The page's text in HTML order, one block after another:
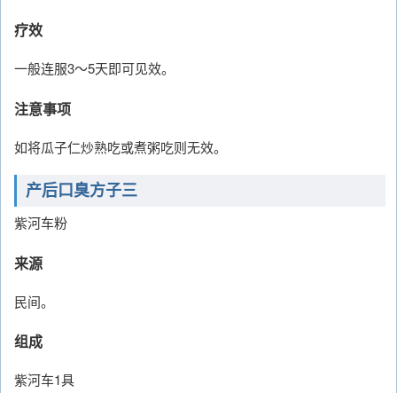
疗效
一般连服3～5天即可见效。
注意事项
如将瓜子仁炒熟吃或煮粥吃则无效。
产后口臭方子三
紫河车粉
来源
民间。
组成
紫河车1具